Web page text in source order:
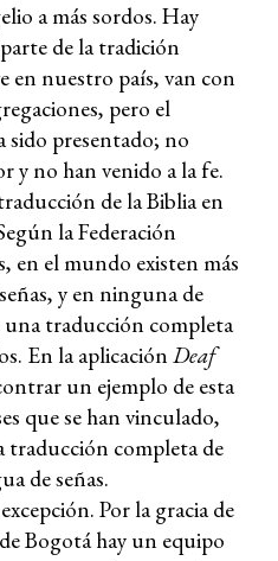
a más sordos. Hay
de la tradición
en nuestro país, van con
pero el
sido presentado; no
y no han venido a la fe.
de la Biblia en
la Federación
en el mundo existen más
y en ninguna de
una traducción completa
En la aplicación Deaf
un ejemplo de esta
que se han vinculado,
completa de
de señas.
Por la gracia de
Bogotá hay un equipo